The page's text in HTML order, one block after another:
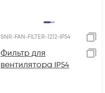
SNR-FAN-FILTER-1212-IP54
Фильтр для
вентилятора IP54